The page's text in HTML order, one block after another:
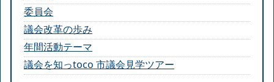
委員会
議会改革の歩み
年間活動テーマ
議会を知っtoco 市議会見学ツアー